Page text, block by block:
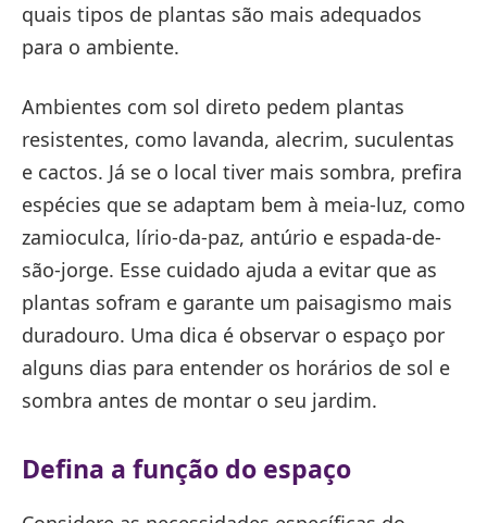
quais tipos de plantas são mais adequados
para o ambiente.
Ambientes com sol direto pedem plantas
resistentes, como lavanda, alecrim, suculentas
e cactos. Já se o local tiver mais sombra, prefira
espécies que se adaptam bem à meia-luz, como
zamioculca, lírio-da-paz, antúrio e espada-de-
são-jorge. Esse cuidado ajuda a evitar que as
plantas sofram e garante um paisagismo mais
duradouro. Uma dica é observar o espaço por
alguns dias para entender os horários de sol e
sombra antes de montar o seu jardim.
Defina a função do espaço